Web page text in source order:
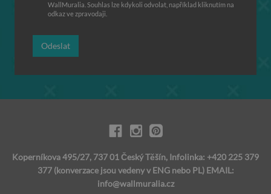
WallMuralia. Souhlas lze kdykoli odvolat, například kliknutím na
odkaz ve zpravodaji.
Odeslat
Koperníkova 495/27, 737 01 Český Těšín, Infolinka: +420 225 379
377 (konverzace jsou vedeny v ENG nebo PL) EMAIL:
info@wallmuralia.cz